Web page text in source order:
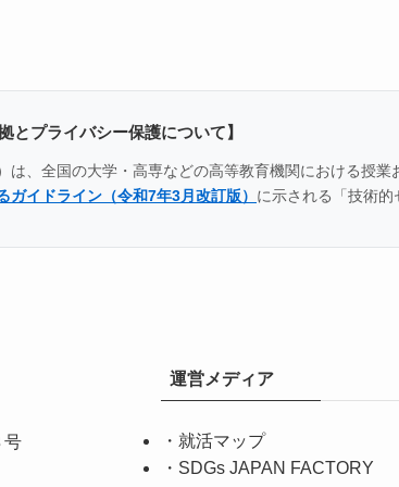
とプライバシー保護について】
は、全国の大学・高専などの高等教育機関における授
イドライン（令和7年3月改訂版） に示される「技術的
号
運営メディア
・ 就活マップ
・ SDGs JAPAN FACTORY